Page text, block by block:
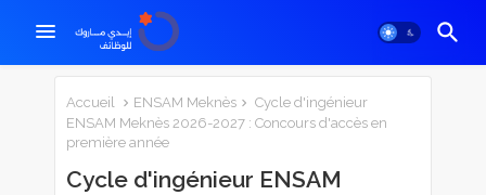
Accueil ENSAM Meknès
Cycle d'ingénieur
ENSAM Meknès 2026-2027 : Concours d'accès en
première année
Cycle d'ingénieur ENSAM